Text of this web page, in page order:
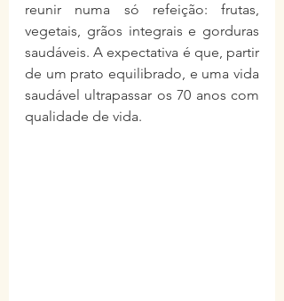
reunir numa só refeição: frutas,
vegetais, grãos integrais e gorduras
saudáveis. A expectativa é que, partir
de um prato equilibrado, e uma vida
saudável ultrapassar os 70 anos com
qualidade de vida.